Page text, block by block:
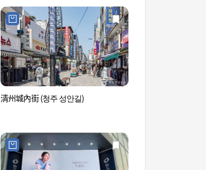
清州城內街 (청주 성안길)